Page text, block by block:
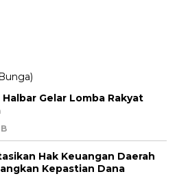
Gelar Lomba Rakyat
Hak Keuangan Daerah
Kepastian Dana